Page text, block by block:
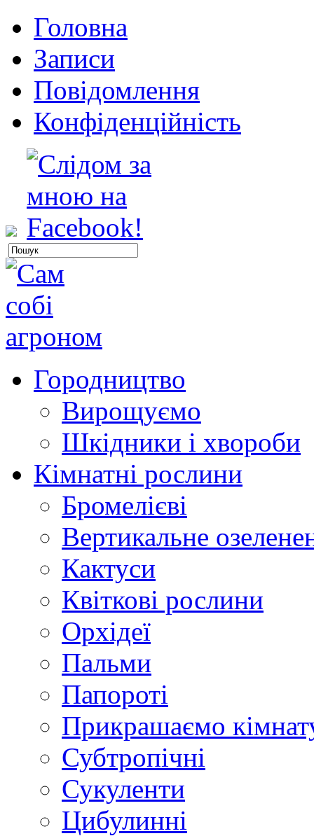
Головна
Записи
Повідомлення
Конфіденційність
Городництво
Вирощуємо
Шкідники і хвороби
Кімнатні рослини
Бромелієві
Вертикальне
Кактуси
Квіткові рослини
Орхідеї
Пальми
Папороті
Прикрашаємо
Субтропічні
Сукуленти
Цибулинні